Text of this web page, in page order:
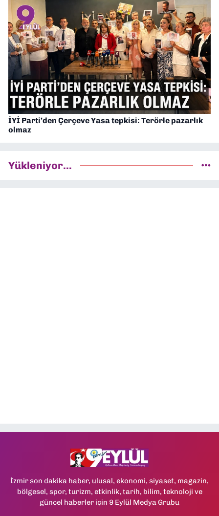
İYİ Parti’den Çerçeve Yasa tepkisi: Terörle pazarlık
olmaz
Yükleniyor...
İzmir son dakika haber, ulusal, ekonomi, siyaset, magazin,
bölgesel, spor, turizm, etkinlik, tarih, bilim, teknoloji ve
güncel haberler için 9 Eylül Medya Grubu